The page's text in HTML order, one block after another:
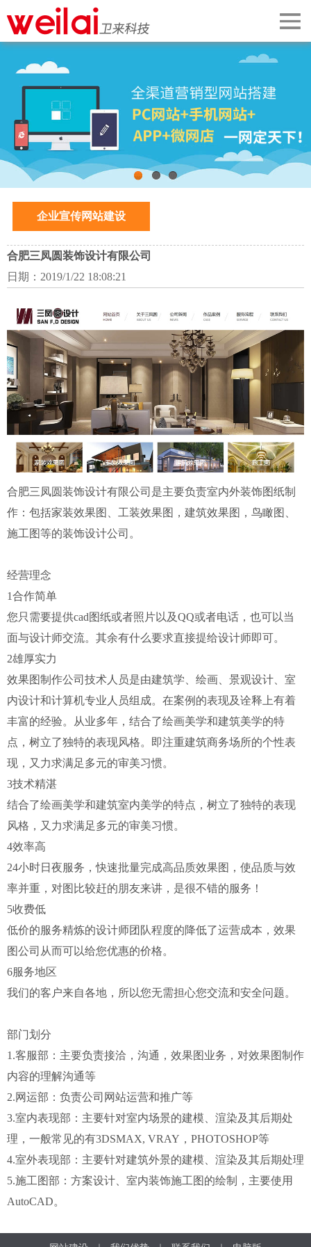
首页
关于我们
网站建设
手机微信
建站知识
联系我们
1 2 3
企业宣传网站建设
合肥三凤圆装饰设计有限公司
日期：2019/1/22 18:08:21
合肥三凤圆装饰设计有限公司是主要负责室内外装饰图纸制
作：包括家装效果图、工装效果图，建筑效果图，鸟瞰图、
施工图等的装饰设计公司。
经营理念
1合作简单
您只需要提供cad图纸或者照片以及QQ或者电话，也可以当
面与设计师交流。其余有什么要求直接提给设计师即可。
2雄厚实力
效果图制作公司技术人员是由建筑学、绘画、景观设计、室
内设计和计算机专业人员组成。在案例的表现及诠释上有着
丰富的经验。从业多年，结合了绘画美学和建筑美学的特
点，树立了独特的表现风格。即注重建筑商务场所的个性表
现，又力求满足多元的审美习惯。
3技术精湛
结合了绘画美学和建筑室内美学的特点，树立了独特的表现
风格，又力求满足多元的审美习惯。
4效率高
24小时日夜服务，快速批量完成高品质效果图，使品质与效
率并重，对图比较赶的朋友来讲，是很不错的服务！
5收费低
低价的服务精炼的设计师团队程度的降低了运营成本，效果
图公司从而可以给您优惠的价格。
6服务地区
我们的客户来自各地，所以您无需担心您交流和安全问题。
部门划分
1.客服部：主要负责接洽，沟通，效果图业务，对效果图制作
内容的理解沟通等
2.网运部：负责公司网站运营和推广等
3.室内表现部：主要针对室内场景的建模、渲染及其后期处
理，一般常见的有3DSMAX, VRAY，PHOTOSHOP等
4.室外表现部：主要针对建筑外景的建模、渲染及其后期处理
5.施工图部：方案设计、室内装饰施工图的绘制，主要使用
AutoCAD。